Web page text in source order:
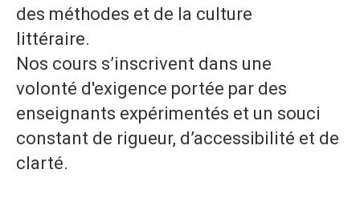
des méthodes et de la culture
littéraire.
Nos cours s’inscrivent dans une
volonté d'exigence portée par des
enseignants expérimentés et un souci
constant de rigueur, d’accessibilité et de
clarté.